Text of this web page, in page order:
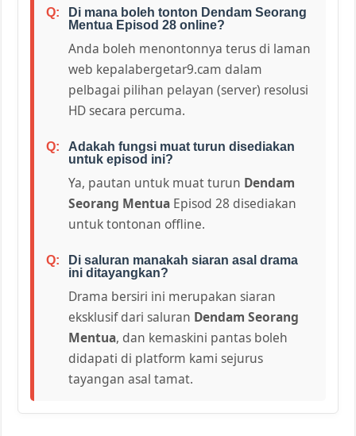
Di mana boleh tonton Dendam Seorang
Mentua Episod 28 online?
Anda boleh menontonnya terus di laman
web kepalabergetar9.cam dalam
pelbagai pilihan pelayan (server) resolusi
HD secara percuma.
Adakah fungsi muat turun disediakan
untuk episod ini?
Ya, pautan untuk muat turun Dendam
Seorang Mentua Episod 28 disediakan
untuk tontonan offline.
Di saluran manakah siaran asal drama
ini ditayangkan?
Drama bersiri ini merupakan siaran
eksklusif dari saluran Dendam Seorang
Mentua, dan kemaskini pantas boleh
didapati di platform kami sejurus
tayangan asal tamat.